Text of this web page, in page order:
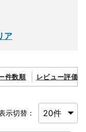
ア
件数順 レビュー評価順
示切替：